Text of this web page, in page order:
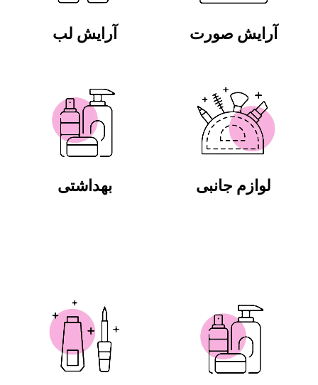
آرایش صورت
لوازم جانبی
آرایش لب
بهداشتی